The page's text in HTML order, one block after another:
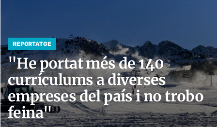
REPORTATGE
"He portat més de 140
currículums a diverses
empreses del país i no trobo
feina"